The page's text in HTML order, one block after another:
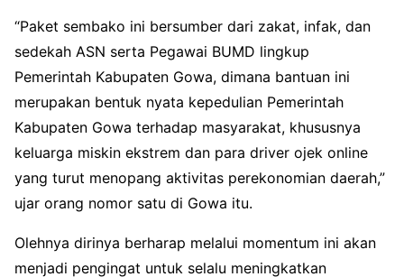
“Paket sembako ini bersumber dari zakat, infak, dan
sedekah ASN serta Pegawai BUMD lingkup
Pemerintah Kabupaten Gowa, dimana bantuan ini
merupakan bentuk nyata kepedulian Pemerintah
Kabupaten Gowa terhadap masyarakat, khususnya
keluarga miskin ekstrem dan para driver ojek online
yang turut menopang aktivitas perekonomian daerah,”
ujar orang nomor satu di Gowa itu.
Olehnya dirinya berharap melalui momentum ini akan
menjadi pengingat untuk selalu meningkatkan